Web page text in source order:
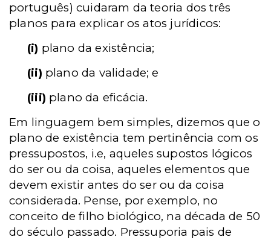
português) cuidaram da teoria dos três
planos para explicar os atos jurídicos:
(i) plano da existência;
(ii) plano da validade; e
(iii) plano da eficácia.
Em linguagem bem simples, dizemos que o
plano de existência tem pertinência com os
pressupostos, i.e, aqueles supostos lógicos
do ser ou da coisa, aqueles elementos que
devem existir antes do ser ou da coisa
considerada. Pense, por exemplo, no
conceito de filho biológico, na década de 50
do século passado. Pressuporia pais de